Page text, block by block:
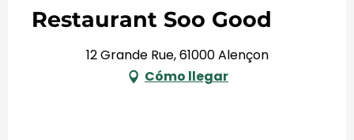
Restaurant Soo Good
12 Grande Rue, 61000 Alençon
Cómo llegar